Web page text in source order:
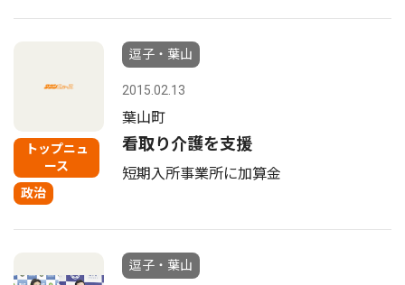
トップニュ
ース
政治
逗子・葉山
2015.02.13
葉山町
看取り介護を支援
短期入所事業所に加算金
逗子・葉山